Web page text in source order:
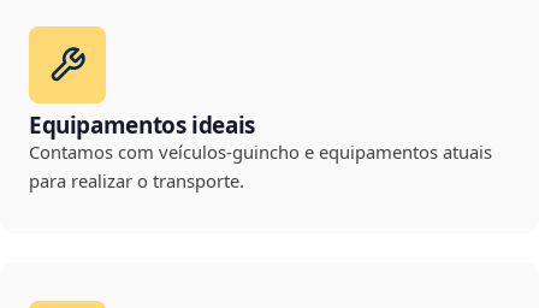
Equipamentos ideais
Contamos com veículos-guincho e equipamentos atuais
para realizar o transporte.